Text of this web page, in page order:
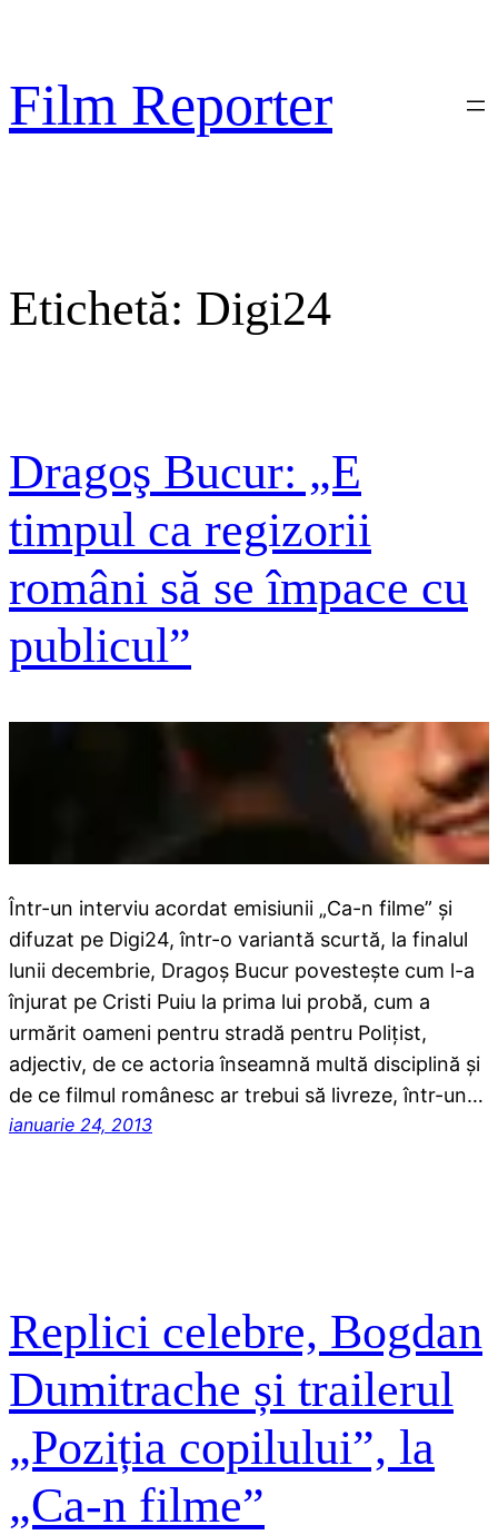
conținut
Film Reporter
Etichetă: Digi24
Dragoş Bucur: „E
timpul ca regizorii
români să se împace cu
publicul”
Într-un interviu acordat emisiunii „Ca-n filme” şi
difuzat pe Digi24, într-o variantă scurtă, la finalul
lunii decembrie, Dragoş Bucur povesteşte cum l-a
înjurat pe Cristi Puiu la prima lui probă, cum a
urmărit oameni pentru stradă pentru Poliţist,
adjectiv, de ce actoria înseamnă multă disciplină şi
de ce filmul românesc ar trebui să livreze, într-un…
ianuarie 24, 2013
Replici celebre, Bogdan
Dumitrache și trailerul
„Poziția copilului”, la
„Ca-n filme”